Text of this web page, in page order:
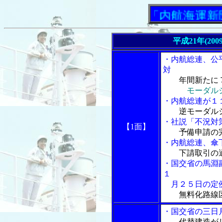
「内航海運新聞」ニ
平成21年
【1面】
・内航総連、
対
年間新たに
モーダル
・内航総連が
逆モーダル
・社説「不況
予備申請の
・内航総連、
下請取引の
・国交省の馬
１
月２５日の定
無料化路線
・国交省の三